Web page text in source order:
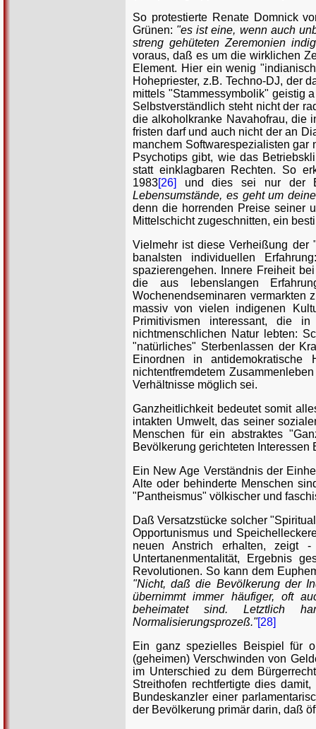
So protestierte Renate Domnick
Grünen: "es ist eine, wenn auch
streng gehüteten Zeremonien
voraus, daß es um die wirklichen
Element. Hier ein wenig
Hohepriester, z.B. Techno-DJ, der
mittels "Stammessymbolik" geistig
Selbstverständlich steht nicht der
die alkoholkranke Navahofrau, die
fristen darf und auch nicht der an
manchem Softwarespezialisten
Psychotips gibt, wie das
statt einklagbaren Rechten. So
1983[26]
und dies sei nur der
Lebensumstände, es geht um
denn die horrenden Preise seiner
Mittelschicht zugeschnitten, ein
Vielmehr ist diese Verheißung der
banalsten individuellen
spazierengehen. Innere Freiheit
die aus lebenslangen
Wochenendseminaren vermarkten
massiv von vielen indigenen
Primitivismen interessant, die
nichtmenschlichen Natur lebten:
"natürliches" Sterbenlassen der
Einordnen in
nichtentfremdetem
Verhältnisse möglich sei.
Ganzheitlichkeit bedeutet somit
intakten Umwelt, das seiner
Menschen für ein abstraktes
Bevölkerung gerichteten Interessen
Ein New Age Verständnis der
Alte oder behinderte Menschen
"Pantheismus" völkischer und
Daß Versatzstücke solcher
Opportunismus und
neuen Anstrich erhalten, zeigt
Untertanenmentalität, Ergebnis
Revolutionen. So kann dem
"Nicht, daß die Bevölkerung der
übernimmt immer häufiger, oft
beheimatet sind. Letztlich
Normalisierungsprozeß."[28]
Ein ganz spezielles Beispiel für
(geheimen) Verschwinden von
im Unterschied zu dem
Streithofen rechtfertigte dies
Bundeskanzler einer
der Bevölkerung primär darin, daß